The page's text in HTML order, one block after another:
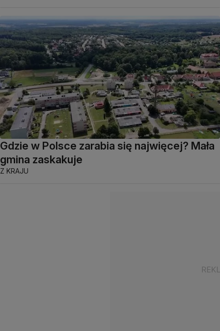
Gdzie w Polsce zarabia się najwięcej? Mała
gmina zaskakuje
Z KRAJU